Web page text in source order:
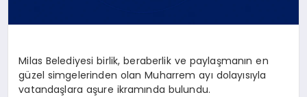
Milas Belediyesi birlik, beraberlik ve paylaşmanın en
güzel simgelerinden olan Muharrem ayı dolayısıyla
vatandaşlara aşure ikramında bulundu.